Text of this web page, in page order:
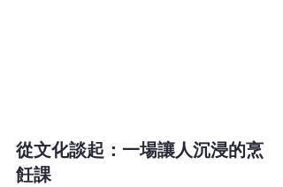
從文化談起：一場讓人沉浸的烹
飪課